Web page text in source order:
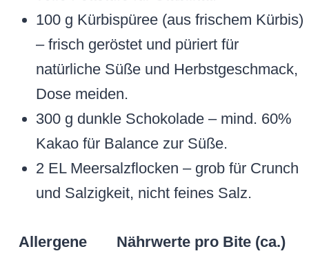
100 g Kürbispüree (aus frischem Kürbis)
– frisch geröstet und püriert für
natürliche Süße und Herbstgeschmack,
Dose meiden.
300 g dunkle Schokolade – mind. 60%
Kakao für Balance zur Süße.
2 EL Meersalzflocken – grob für Crunch
und Salzigkeit, nicht feines Salz.
Allergene
Nährwerte pro Bite (ca.)